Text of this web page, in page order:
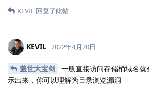
KEVIL 回复了此帖
KEVIL 2022年4月20日
盖世大宝剑
一般直接访问存储桶域名
示出来，你可以理解为目录浏览漏洞